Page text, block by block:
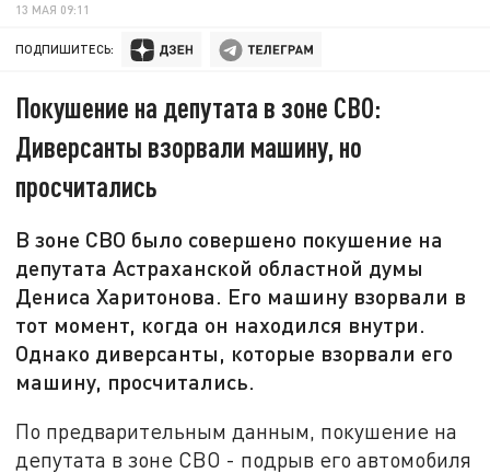
13 МАЯ 09:11
ПОДПИШИТЕСЬ:
Покушение на депутата в зоне СВО:
Диверсанты взорвали машину, но
просчитались
В зоне СВО было совершено покушение на
депутата Астраханской областной думы
Дениса Харитонова. Его машину взорвали в
тот момент, когда он находился внутри.
Однако диверсанты, которые взорвали его
машину, просчитались.
По предварительным данным, покушение на
депутата в зоне СВО - подрыв его автомобиля